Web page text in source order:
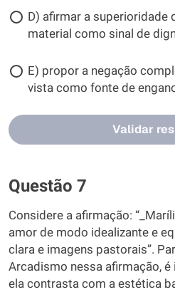
D) afirmar a superioridade
material como sinal de
E) propor a negação
vista como fonte de
Validar
Questão 7
Considere a afirmação:
amor de modo idealizante e
clara e imagens pastorais”.
Arcadismo nessa afirmação,
ela contrasta com a estética